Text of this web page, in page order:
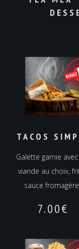
TACOS
Galette garnie
viande au choix,
sauce
7.00€